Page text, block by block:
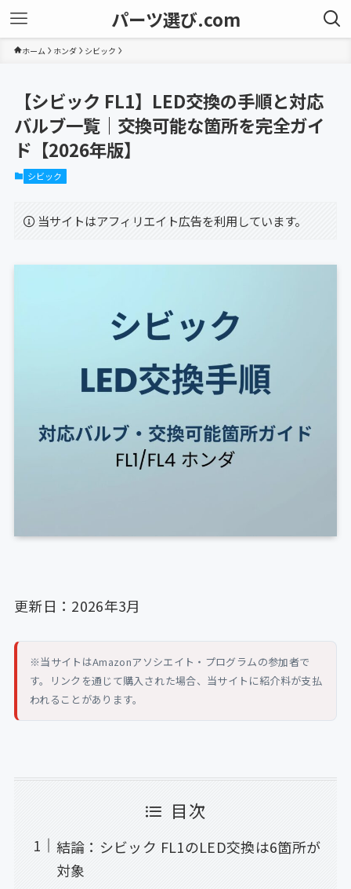
パーツ選び.com
ホーム ホンダ シビック
【シビック FL1】LED交換の手順と対応
バルブ一覧｜交換可能な箇所を完全ガイ
ド【2026年版】
シビック
当サイトはアフィリエイト広告を利用しています。
更新日：2026年3月
※当サイトはAmazonアソシエイト・プログラムの参加者で
す。リンクを通じて購入された場合、当サイトに紹介料が支払
われることがあります。
目次
結論：シビック FL1のLED交換は6箇所が
対象